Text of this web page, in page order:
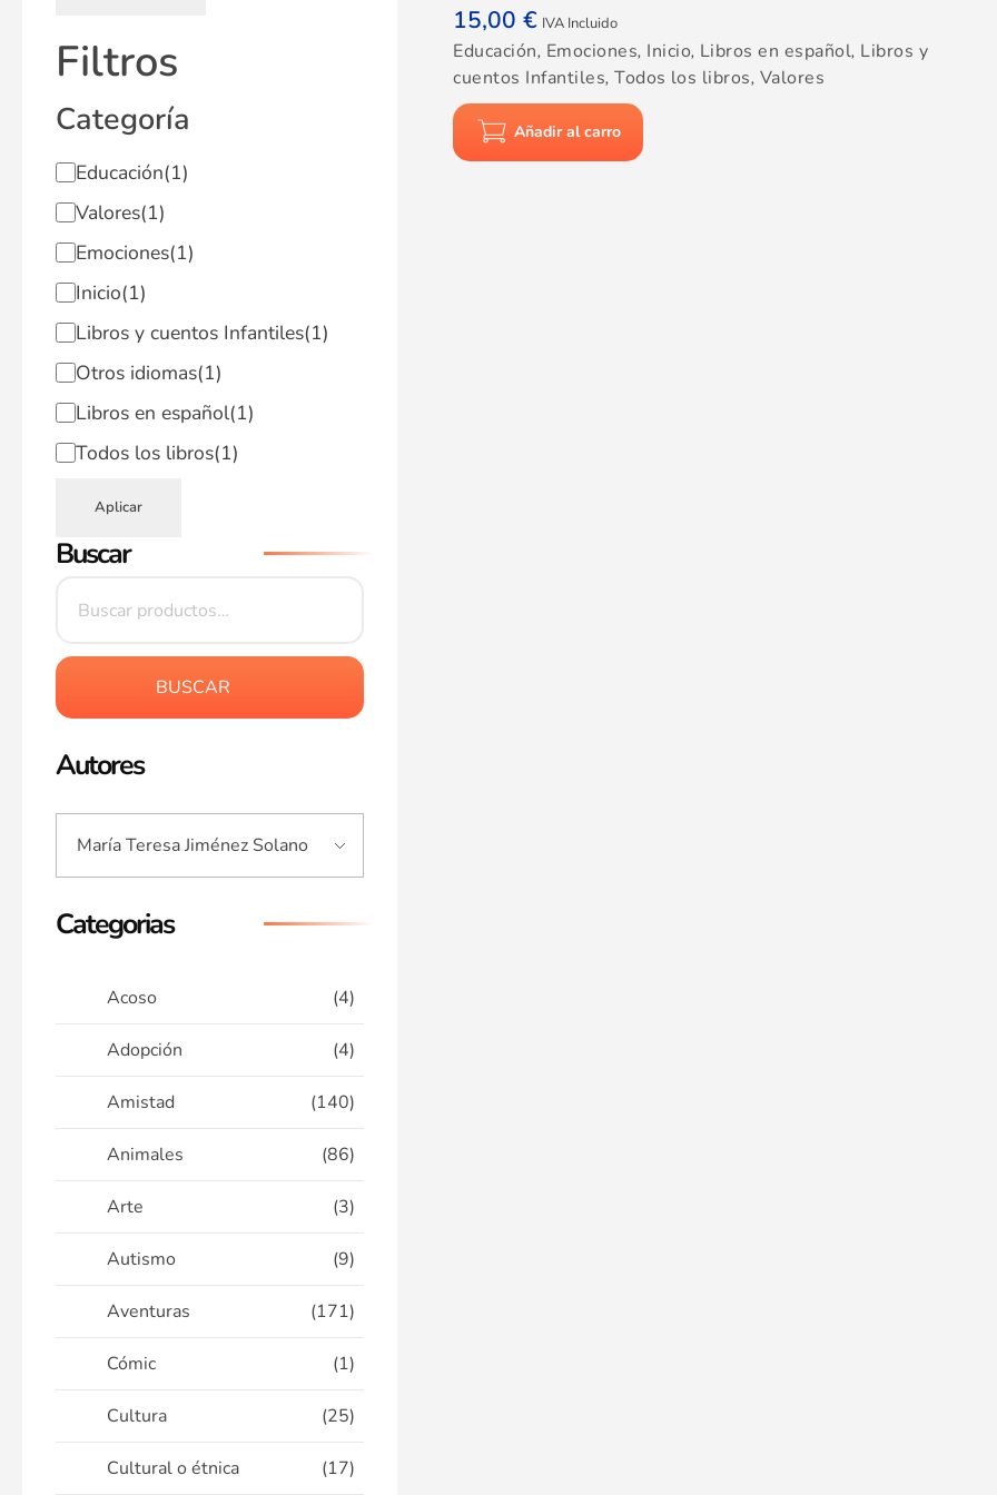
Filtros
Categoría
Educación(1)
Valores(1)
Emociones(1)
Inicio(1)
Libros y cuentos Infantiles(1)
Otros idiomas(1)
Libros en español(1)
Todos los libros(1)
Aplicar
Buscar
BUSCAR
Autores
Categorias
Acoso (4)
Adopción (4)
Amistad (140)
Animales (86)
Arte (3)
Autismo (9)
Aventuras (171)
Cómic (1)
Cultura (25)
Cultural o étnica (17)
15,00€ IVA Incluido
Educación, Emociones, Inicio, Libros en español, Libros y
cuentos Infantiles,Todos los libros, Valores
Añadir al carro